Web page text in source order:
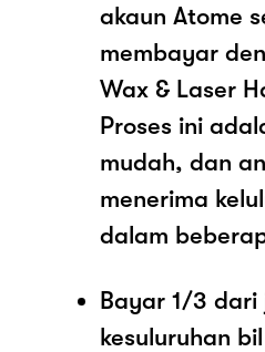
akaun Atome
membayar
Wax & Laser
Proses ini
mudah, dan
menerima
dalam
Bayar 1/3 dari
kesuluruhan